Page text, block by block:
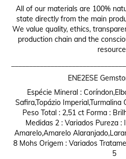
All of our materials are 100%
state directly from the main
We value quality, ethics,
production chain and the
ENE2ESE
Espécie Mineral :
Safira,Topázio
Peso Total : 2,51 ct Forma :
Medidas 2 : Variados Pureza :
Amarelo,Amarelo
8 Mohs Origem : Variados
5